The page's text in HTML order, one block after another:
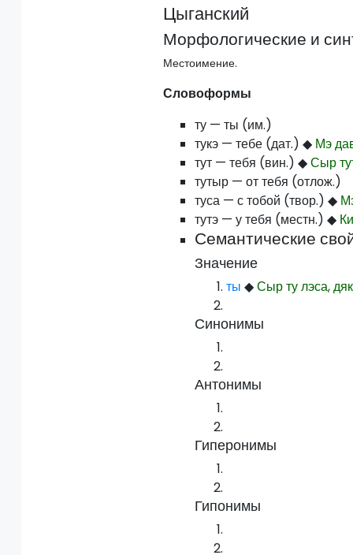
Цыганский
Морфологические и
Местоимение.
Словоформы
ту — ты (им.)
тукэ — тебе (дат.)◆ Мэ
тут — тебя (вин.)◆Сыр
тутыр — от тебя (отлож.)
туса — с тобой (твор.)◆
тутэ — у тебя (местн.)◆
Семантические
Значение
ты ◆Сыр ту лэса,
Синонимы
Антонимы
Гиперонимы
Гипонимы